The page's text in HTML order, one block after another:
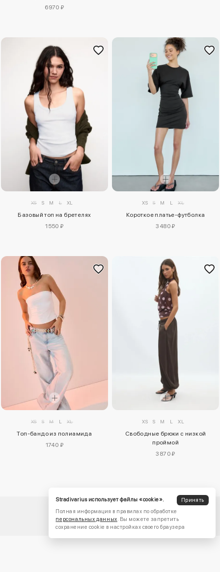
6970 ₽
XS S M L XL
Базовый топ на бретелях
1550 ₽
XS S M L XL
Короткое платье-футболка
3480 ₽
XS S M L XL
Топ-бандо из полиамида
1740 ₽
XS S M L XL
Свободные брюки с низкой
проймой
3870 ₽
Stradivarius использует файлы «cookie».
Принять
Полная информация в правилах по обработке
персональных данных . Вы можете запретить
сохранение cookie в настройках своего браузера